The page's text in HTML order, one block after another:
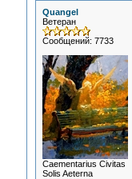
Quangel
Ветеран
Сообщений: 7733
Сaementarius Civitas
Solis Aeterna